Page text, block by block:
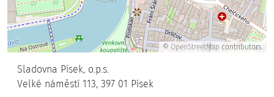
© OpenStreetMap contributors.
Sladovna Písek, o.p.s.
Velké náměstí 113, 397 01 Písek